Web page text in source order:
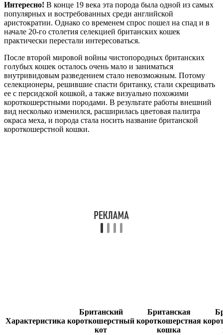
Интересно! В конце 19 века эта порода была одной из самых
популярных и востребованных среди английской
аристократии. Однако со временем спрос пошел на спад и в
начале 20-го столетия селекцией британских кошек
практически перестали интересоваться.
После второй мировой войны чистопородных британских
голубых кошек осталось очень мало и заниматься
внутривидовым разведением стало невозможным. Потому
селекционеры, решившие спасти британку, стали скрещивать
ее с персидской кошкой, а также визуально похожими
короткошерстными породами. В результате работы внешний
вид несколько изменился, расширилась цветовая палитра
окраса меха, и порода стала носить название британской
короткошерстной кошки.
Характеристика
Британский
короткошерстный
кот
Британская
короткошерстная
кошка